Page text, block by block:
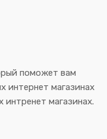
поможет вам
интернет магазинах
интренет магазинах.